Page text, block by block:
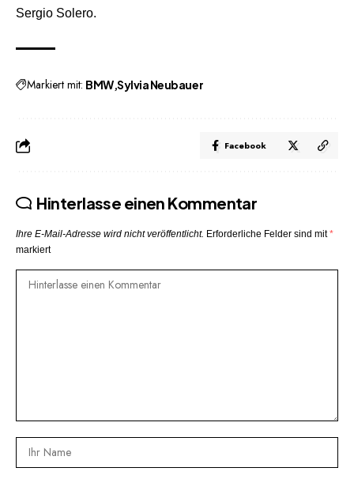
Sergio Solero.
Markiert mit: BMW Sylvia Neubauer
Facebook
Hinterlasse einen Kommentar
Ihre E-Mail-Adresse wird nicht veröffentlicht. Erforderliche Felder sind mit*
markiert